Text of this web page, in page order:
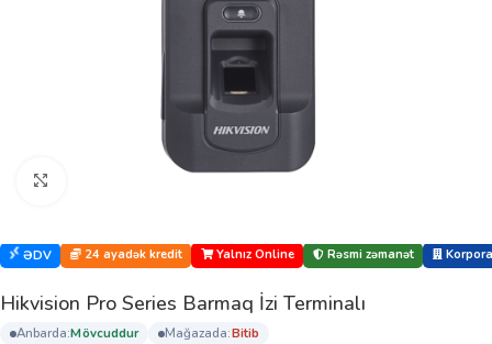
Böyütmək üçün klikləyin
ƏDV 24 ayadək kredit Yalnız Online Rəsmi zəmanət
Hikvision Pro Series Barmaq İzi Terminalı
anbarda: mövcuddur mağazada:
bi̇ti̇b